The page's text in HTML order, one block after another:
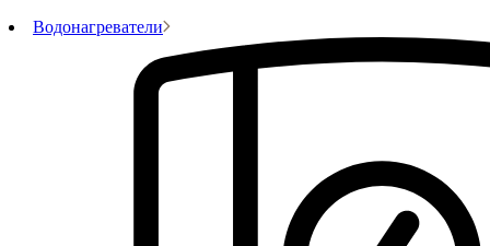
Водонагреватели